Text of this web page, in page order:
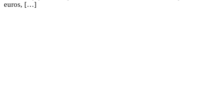
euros, […]